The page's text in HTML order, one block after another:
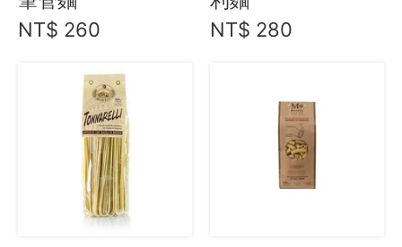
水餃 / 麵食 / 湯圓 / 包子
熟食 / 小吃 / 鮑魚罐
喝湯吃火鍋
礦泉水 / 氣泡水
喫茶喝咖啡 / 飲料
農產 / 乾貨
NT$ 260
NT$ 280